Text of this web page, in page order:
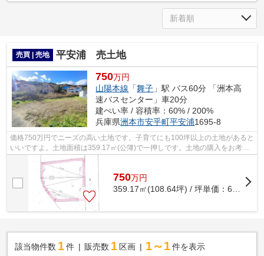
売買 | 売地 平安浦 売土地
750万円
山陽本線 「舞子 」駅 バス60分 「洲本高
速バスセンター」車20分
建ぺい率 / 容積率：60% / 200%
兵庫県洲本市安乎町平安浦1695-8
価格750万円でニーズの高い土地です。子育てにも100坪以上の土地があると
いいですよ。土地面積は359.17㎡(公簿)で一押しです。土地の購入をお考え
の方、コチラの売地をご覧ください。...
750万円
359.17㎡(108.64坪) / 坪単価：6.9 万円
該当物件数 1件 販売数 1 区画 1～1 件を表示